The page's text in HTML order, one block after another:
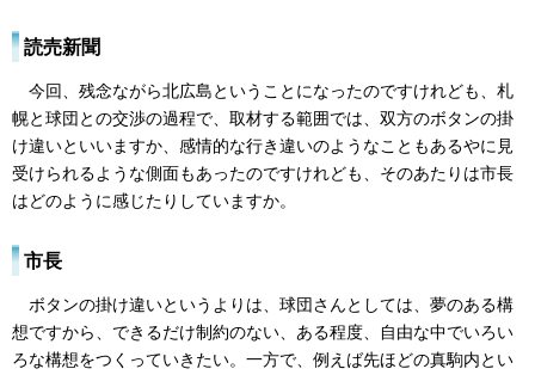
読売新聞
今回、残念ながら北広島ということになったのですけれども、札
幌と球団との交渉の過程で、取材する範囲では、双方のボタンの掛
け違いといいますか、感情的な行き違いのようなこともあるやに見
受けられるような側面もあったのですけれども、そのあたりは市長
はどのように感じたりしていますか。
市長
ボタンの掛け違いというよりは、球団さんとしては、夢のある構
想ですから、できるだけ制約のない、ある程度、自由な中でいろい
ろな構想をつくっていきたい。一方で、例えば先ほどの真駒内とい